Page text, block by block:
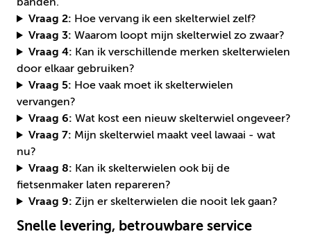
Vraag 2: Hoe vervang ik een skelterwiel zelf?
Vraag 3: Waarom loopt mijn skelterwiel zo zwaar?
Vraag 4: Kan ik verschillende merken skelterwielen
door elkaar gebruiken?
Vraag 5: Hoe vaak moet ik skelterwielen
vervangen?
Vraag 6: Wat kost een nieuw skelterwiel ongeveer?
Vraag 7: Mijn skelterwiel maakt veel lawaai - wat
nu?
Vraag 8: Kan ik skelterwielen ook bij de
fietsenmaker laten repareren?
Vraag 9: Zijn er skelterwielen die nooit lek gaan?
Snelle levering, betrouwbare service